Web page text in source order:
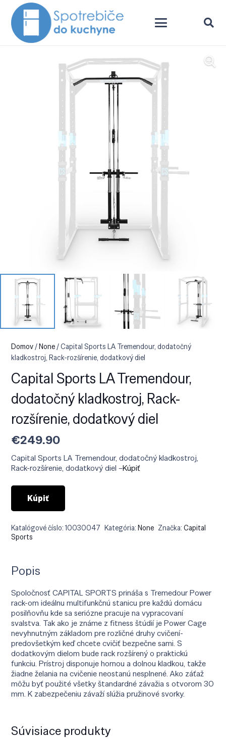
Domov/None/ Capital Sports LA Tremendour, dodatočný
kladkostroj, Rack-rozšírenie, dodatkový diel
Capital Sports LA Tremendour,
dodatočný kladkostroj, Rack-
rozšírenie, dodatkový diel
€249.90
Capital Sports LA Tremendour, dodatočný kladkostroj,
Rack-rozšírenie, dodatkový diel –Kúpiť
Kúpiť
Katalógové číslo:10030047 Kategória:None Značka: Capital
Sports
Popis
Spoločnosť CAPITAL SPORTS prináša s Tremedour Power
rack-om ideálnu multifunkčnú stanicu pre každú domácu
posilňovňu kde sa seriózne pracuje na vypracovaní
svalstva. Tak ako je známe z fitness štúdií je Power Cage
nevyhnutným základom pre rozličné druhy cvičení-
predovšetkým keď chcete cvičiť bezpečne sami. S
dodatkovým dielom bude rack rozšírený o praktickú
funkciu. Prístroj disponuje hornou a dolnou kladkou, takže
žiadne želania na cvičenie neostanú nesplnené. Ako záťaž
môžu byť použité všetky štandardné závažia s otvorom 30
mm. K zabezpečeniu závaží slúžia pružinové svorky.
Súvisiace produkty